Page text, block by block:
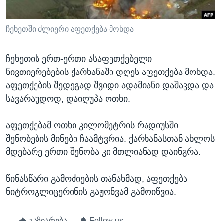
ᲡᲢᲣᲓᲘᲐ ᲕᲐᲨᲘᲜᲒᲢᲝᲜᲘ
ᲔᲙᲝᲜᲝᲛᲘᲙᲐ
ᲯᲐᲜᲛᲠᲗᲔᲚᲝᲑᲐ
ᲘᲜᲢᲔᲠᲕᲘᲣ
ᲙᲣᲚᲢᲣᲠᲐ
ᲒᲐᲚᲘᲚᲔᲝ
Learning English
ენები
ჩეხეთში ძლიერი აფეთქება მოხდა
ჩეხეთის ერთ-ერთი ასაფეთქებელი
ნივთიერებების ქარხანაში დღეს აფეთქება მოხდა.
აფეთქების შედეგად შვიდი ადამიანი დაშავდა და
სავარაუდოდ, დაიღუპა ოთხი.
აფეთქებამ ოთხი კილომეტრის რადიუსში
შენობების მინები ჩაამტვრია. ქარხანასთან ახლოს
მდებარე ერთი შენობა კი მთლიანად დაინგრა.
წინასწარი გამოძიების თანახმად, აფეთქება
ნიტროგლიცერინის გაჟონვამ გამოიწვია.